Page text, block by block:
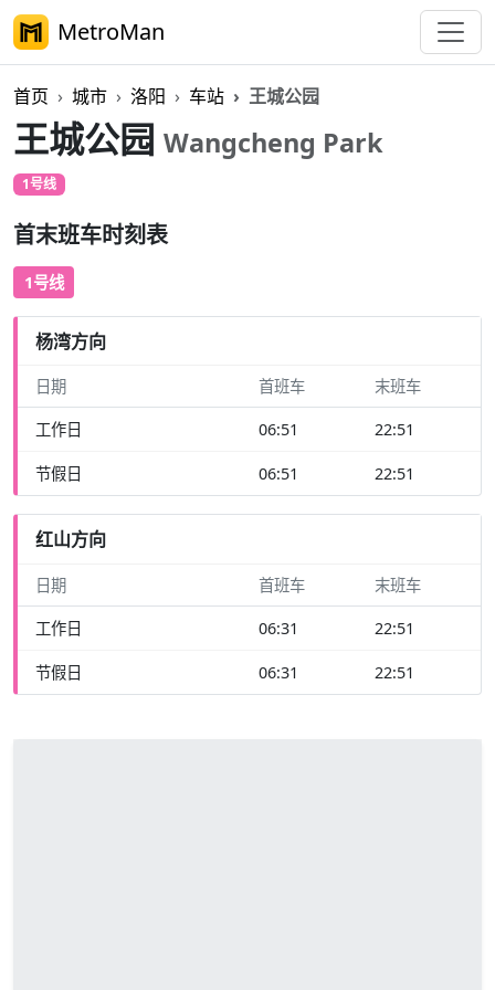
MetroMan
首页 城市 洛阳 车站 王城公园
王城公园 Wangcheng Park
1号线
首末班车时刻表
1号线
杨湾方向
日期 首班车 末班车
工作日 06:51 22:51
节假日 06:51 22:51
红山方向
日期 首班车 末班车
工作日 06:31 22:51
节假日 06:31 22:51